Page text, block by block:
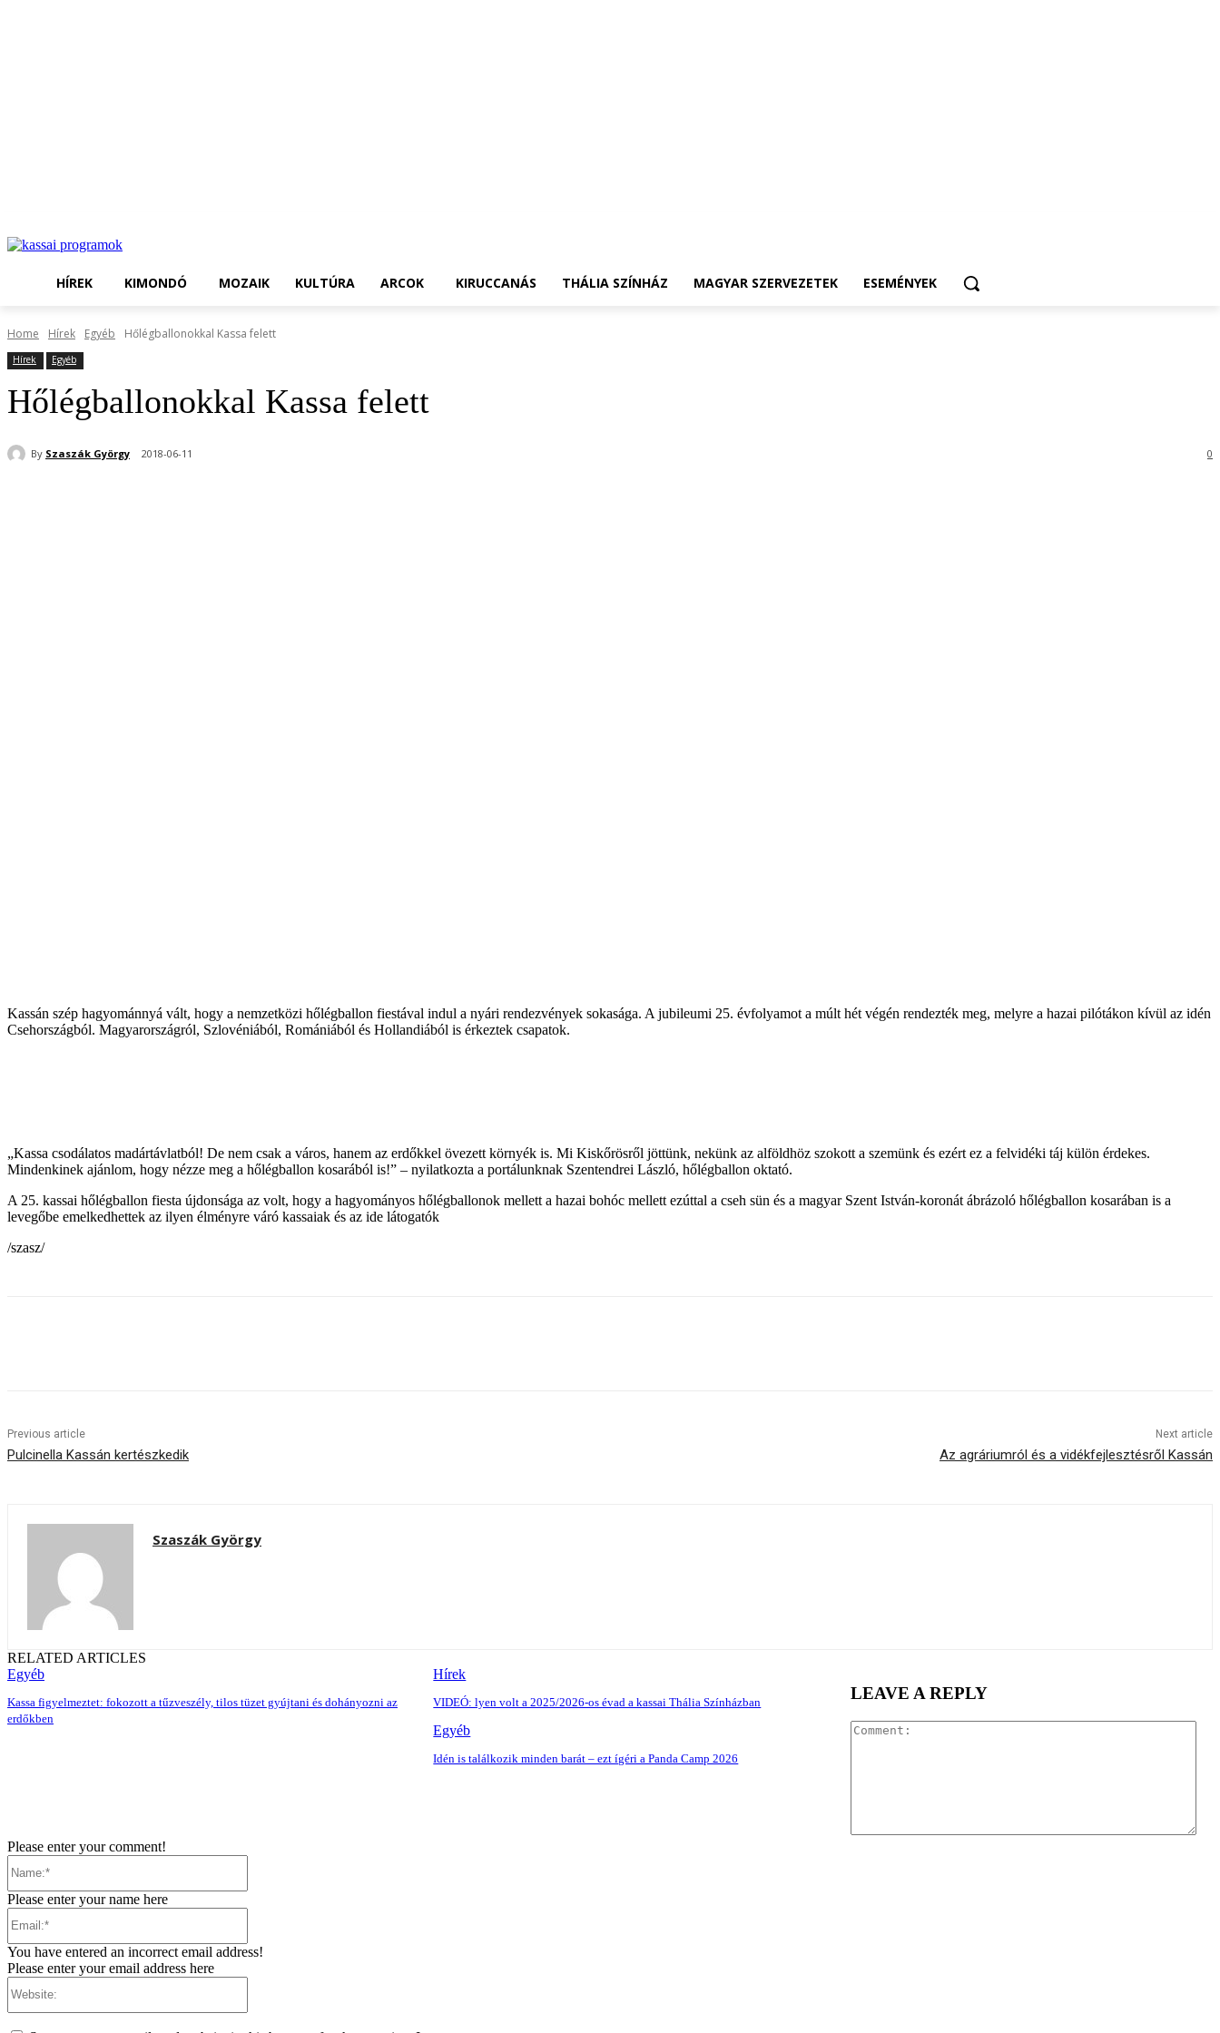
HÍREK KIMONDÓ MOZAIK KULTÚRA ARCOK KIRUCCANÁS THÁLIA SZÍNHÁZ MAGYAR SZERVEZETEK ESEMÉNYEK
Home Hírek Egyéb Hőlégballonokkal Kassa felett
Hírek Egyéb
Hőlégballonokkal Kassa felett
By Szaszák György 2018-06-11 0
Kassán szép hagyománnyá vált, hogy a nemzetközi hőlégballon fiestával indul a nyári rendezvények sokasága. A jubileumi 25. évfolyamot a múlt hét végén rendezték meg, melyre a hazai pilótákon kívül az idén
Csehországból. Magyarországról, Szlovéniából, Romániából és Hollandiából is érkeztek csapatok.
„Kassa csodálatos madártávlatból! De nem csak a város, hanem az erdőkkel övezett környék is. Mi Kiskőrösről jöttünk, nekünk az alföldhöz szokott a szemünk és ezért ez a felvidéki táj külön érdekes.
Mindenkinek ajánlom, hogy nézze meg a hőlégballon kosarából is!” – nyilatkozta a portálunknak Szentendrei László, hőlégballon oktató.
A 25. kassai hőlégballon fiesta újdonsága az volt, hogy a hagyományos hőlégballonok mellett a hazai bohóc mellett ezúttal a cseh sün és a magyar Szent István-koronát ábrázoló hőlégballon kosarában is a
levegőbe emelkedhettek az ilyen élményre váró kassaiak és az ide látogatók
/szasz/
Previous article
Pulcinella Kassán kertészkedik
Next article
Az agráriumról és a vidékfejlesztésről Kassán
Szaszák György
RELATED ARTICLES
Egyéb
Kassa figyelmeztet: fokozott a tűzveszély, tilos tüzet gyújtani és dohányozni az
erdőkben
Hírek
VIDEÓ: lyen volt a 2025/2026-os évad a kassai Thália Színházban
Egyéb
Idén is találkozik minden barát – ezt ígéri a Panda Camp 2026
LEAVE A REPLY
Please enter your comment!
Please enter your name here
You have entered an incorrect email address!
Please enter your email address here